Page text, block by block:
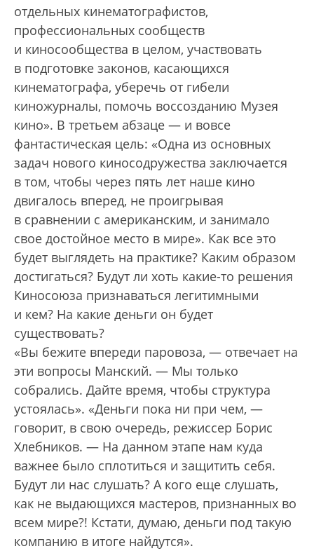
отдельных кинематографистов,
профессиональных сообществ
и киносообщества в целом, участвовать
в подготовке законов, касающихся
кинематографа, уберечь от гибели
киножурналы, помочь воссозданию Музея
кино». В третьем абзаце — и вовсе
фантастическая цель: «Одна из основных
задач нового киносодружества заключается
в том, чтобы через пять лет наше кино
двигалось вперед, не проигрывая
в сравнении с американским, и занимало
свое достойное место в мире». Как все это
будет выглядеть на практике? Каким образом
достигаться? Будут ли хоть какие-то решения
Киносоюза признаваться легитимными
и кем? На какие деньги он будет
существовать?
«Вы бежите впереди паровоза, — отвечает на
эти вопросы Манский. — Мы только
собрались. Дайте время, чтобы структура
устоялась». «Деньги пока ни при чем, —
говорит, в свою очередь, режиссер Борис
Хлебников. — На данном этапе нам куда
важнее было сплотиться и защитить себя.
Будут ли нас слушать? А кого еще слушать,
как не выдающихся мастеров, признанных во
всем мире?! Кстати, думаю, деньги под такую
компанию в итоге найдутся».